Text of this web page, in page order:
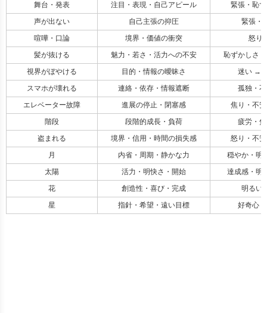
舞台・発表
注目・表現・自己アピール
緊張・恥
声が出ない
自己主張の抑圧
緊張・
喧嘩・口論
境界・価値の衝突
怒り
髪が抜ける
魅力・若さ・活力への不安
恥ずかしさ
視界がぼやける
目的・情報の曖昧さ
迷い →
スマホが壊れる
連絡・依存・情報遮断
孤独・
エレベーター故障
進展の停止・閉塞感
焦り・不
階段
段階的成長・負荷
疲労・
盗まれる
境界・信用・時間の損失感
怒り・不
月
内省・周期・静かな力
穏やか・明
太陽
活力・明快さ・開始
達成感・明
花
創造性・喜び・完成
明るい
星
指針・希望・遠い目標 好奇心